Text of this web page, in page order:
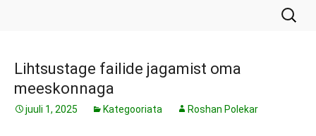
Otsi:
Lihtsustage failide jagamist oma
meeskonnaga
juuli 1, 2025 Kategooriata Roshan Polekar